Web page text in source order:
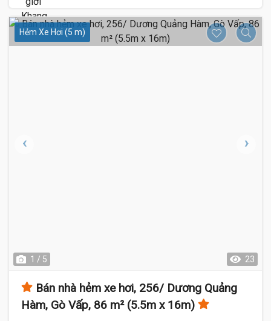
Hẻm Xe Hơi (5 m)
1 / 5 23
Bán nhà hẻm xe hơi, 256/ Dương Quảng
Hàm, Gò Vấp, 86 m² (5.5m x 16m)